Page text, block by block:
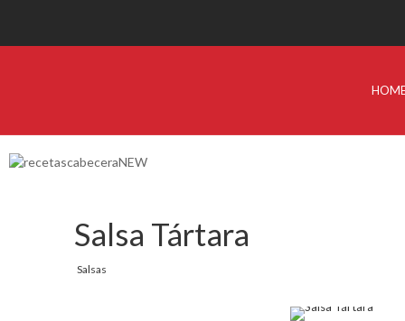
Salsa Tártara
Salsas